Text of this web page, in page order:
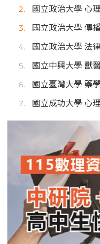
國立政治大學 心
國立政治大學 傳
國立政治大學 法
國立中興大學 獸
國立臺灣大學 藥
國立成功大學 心